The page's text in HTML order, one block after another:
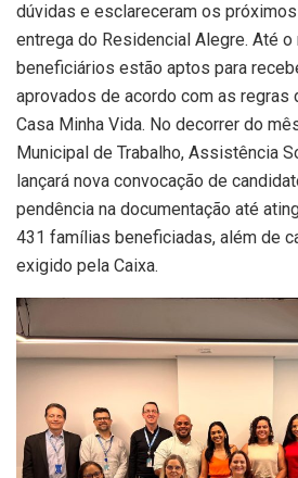
dúvidas e esclareceram os
entrega do Residencial Alegre. Até o
beneficiários estão aptos para
aprovados de acordo com as regras
Casa Minha Vida. No decorrer do
Municipal de Trabalho, Assistência
lançará nova convocação de
pendência na documentação até
431 famílias beneficiadas, além de
exigido pela Caixa.